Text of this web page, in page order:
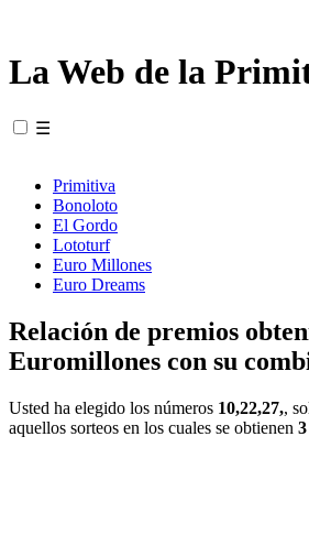
La Web de la
☰
Primitiva
Bonoloto
El Gordo
Lototurf
Euro Millones
Euro Dreams
Relación de premios
Euromillones con su
Usted ha elegido los números 10,22,27,,
aquellos sorteos en los cuales se obtienen 3